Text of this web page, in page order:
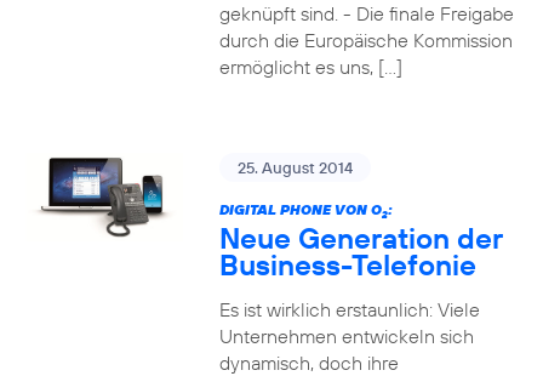
geknüpft sind. - Die finale Freigabe
durch die Europäische Kommission
ermöglicht es uns, […]
25. August 2014
DIGITAL PHONE VON O2:
Neue Generation der
Business-Telefonie
Es ist wirklich erstaunlich: Viele
Unternehmen entwickeln sich
dynamisch, doch ihre